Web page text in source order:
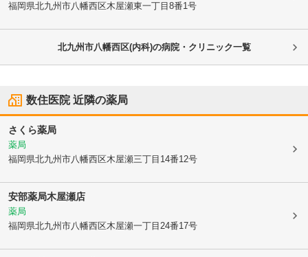
福岡県北九州市八幡西区木屋瀬東一丁目8番1号
北九州市八幡西区(内科)の病院・クリニック一覧
数住医院近隣の薬局
さくら薬局
薬局
福岡県北九州市八幡西区木屋瀬三丁目14番12号
安部薬局木屋瀬店
薬局
福岡県北九州市八幡西区木屋瀬一丁目24番17号